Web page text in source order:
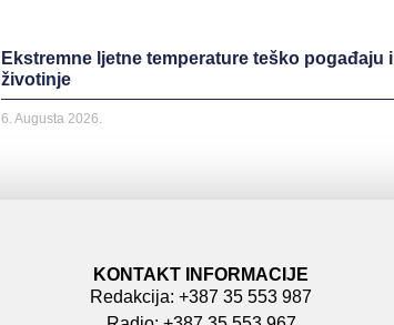
Ekstremne ljetne temperature teško pogađaju i
životinje
6. Augusta 2026.
KONTAKT INFORMACIJE
Redakcija: +387 35 553 987